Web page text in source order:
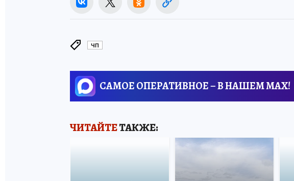
ЧП
САМОЕ ОПЕРАТИВНОЕ – В НАШЕМ MAX!
ЧИТАЙТЕТАКЖЕ: